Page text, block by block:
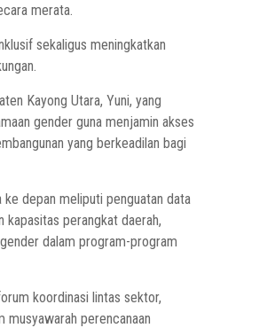
merata.
sekaligus meningkatkan
Kayong Utara, Yuni, yang
gender guna menjamin akses
yang berkeadilan bagi
ke depan meliputi penguatan data
perangkat daerah,
dalam program-program
koordinasi lintas sektor,
musyawarah perencanaan